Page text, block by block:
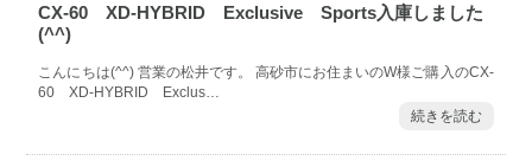
CX-60 XD-HYBRID Exclusive Sports入庫しました
(^^)
こんにちは(^^) 営業の松井です。 高砂市にお住まいのW様ご購入のCX-
60 XD-HYBRID Exclus…
続きを読む